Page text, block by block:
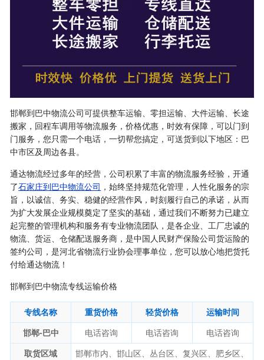
邯郸到巴中物流公司可提供整车运输、零担运输、大件运输、长途
搬家，回程车调用等物流服务，价格优惠，时效有保障，可以门到
门服务，您只需一个电话，一切帮您搞定，可送货到以下地区：巴
中市区及周边各县。
通达物流经过多年的经营，公司积累了丰富的物流服务经验，开通
了石家庄到巴中物流公司 ，始终坚持规范化管理，人性化服务的宗
旨，以诚信、务实、稳健的经营作风，时刻履行自己的承诺，从而
为扩大发展企业规模奠定了坚实的基础，通过我们不断努力已建立
起完整的管理机构和服务有专业物流团队，是各企业、工厂忠诚的
物流、货运、仓储配送服务商，是中国人民财产保险公司货运险的
签约公司，是河北省物流行业协会理事单位，您可以放心地把货托
付给通达物流！
邯郸到巴中物流专线运输价格
专线名称 重货价格 轻货价格
运输时间
邯郸-巴中
电话咨询 电话咨询
电话咨询
取货区域
邯郸市内、邯山区、丛台区、复兴区、肥乡区、